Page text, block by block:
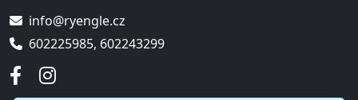
info@ryengle.cz
602225985, 602243299